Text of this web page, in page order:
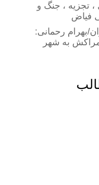
تجزیه ، جنگ و
فیاض
بهرام رحمانی:
به شهر